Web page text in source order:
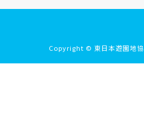
Copyright © 東日本遊園地